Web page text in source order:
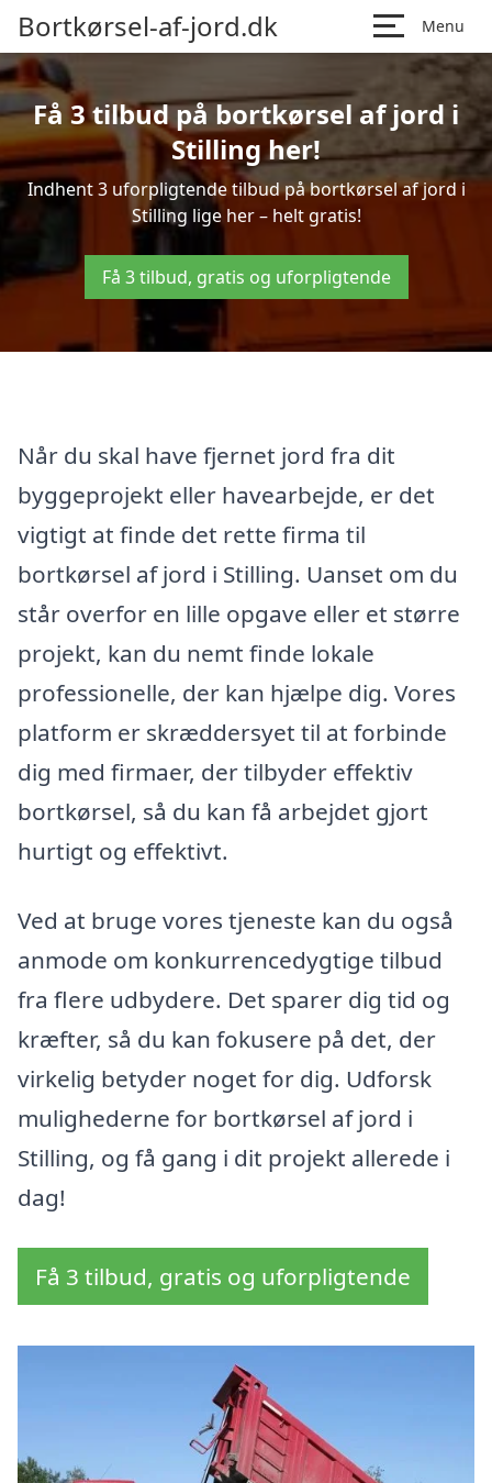
Bortkørsel-af-jord.dk Menu
Få 3 tilbud på bortkørsel af jord i
Stilling her!
Indhent 3 uforpligtende tilbud på bortkørsel af jord i
Stilling lige her – helt gratis!
Få 3 tilbud, gratis og uforpligtende
Når du skal have fjernet jord fra dit
byggeprojekt eller havearbejde, er det
vigtigt at finde det rette firma til
bortkørsel af jord i Stilling. Uanset om du
står overfor en lille opgave eller et større
projekt, kan du nemt finde lokale
professionelle, der kan hjælpe dig. Vores
platform er skræddersyet til at forbinde
dig med firmaer, der tilbyder effektiv
bortkørsel, så du kan få arbejdet gjort
hurtigt og effektivt.
Ved at bruge vores tjeneste kan du også
anmode om konkurrencedygtige tilbud
fra flere udbydere. Det sparer dig tid og
kræfter, så du kan fokusere på det, der
virkelig betyder noget for dig. Udforsk
mulighederne for bortkørsel af jord i
Stilling, og få gang i dit projekt allerede i
dag!
Få 3 tilbud, gratis og uforpligtende